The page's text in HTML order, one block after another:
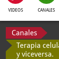
VIDEOS CANALES
Canales
Terapia
y viceversa.